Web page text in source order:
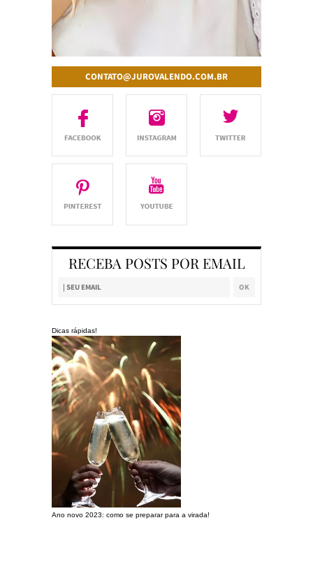
CONTATO@JUROVALENDO.COM.BR
RECEBA POSTS POR EMAIL
Dicas rápidas!
Ano novo 2023: como se preparar para a virada!